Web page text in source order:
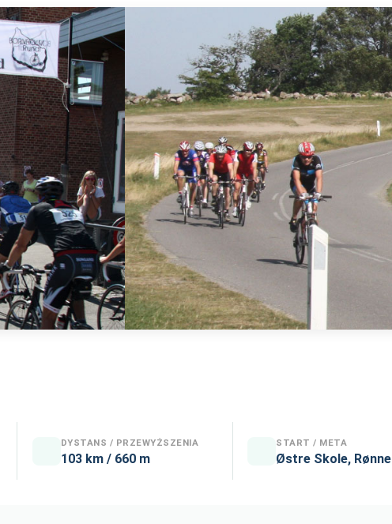
DYSTANS / PRZEWYŻSZENIA
103 km / 660 m
START / META
Østre Skole, Rønne